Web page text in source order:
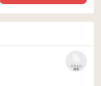
リストに
保存